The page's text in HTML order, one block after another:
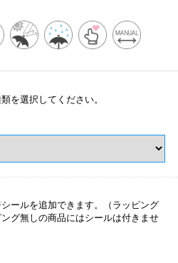
を選択してください。
ールを追加できます。（ラッピング
グ無しの商品にはシールは付きませ